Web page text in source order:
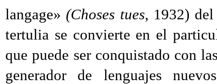
langage» (Choses tues, 1932)
tertulia se convierte en el
que puede ser conquistado con
generador de lenguajes